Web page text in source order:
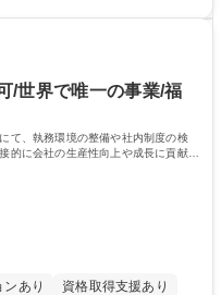
/世界で唯一の事業/福
て、執務環境の整備や社内制度の検
的に会社の生産性向上や成長に貢献し
あり
資格取得支援あり